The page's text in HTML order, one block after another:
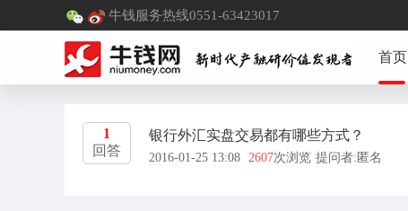
牛钱服务热线0551-63423017
首页
1
回答
银行外汇实盘交易都有哪些方式？
2016-01-25 13:08 2607次浏览 提问者:匿名